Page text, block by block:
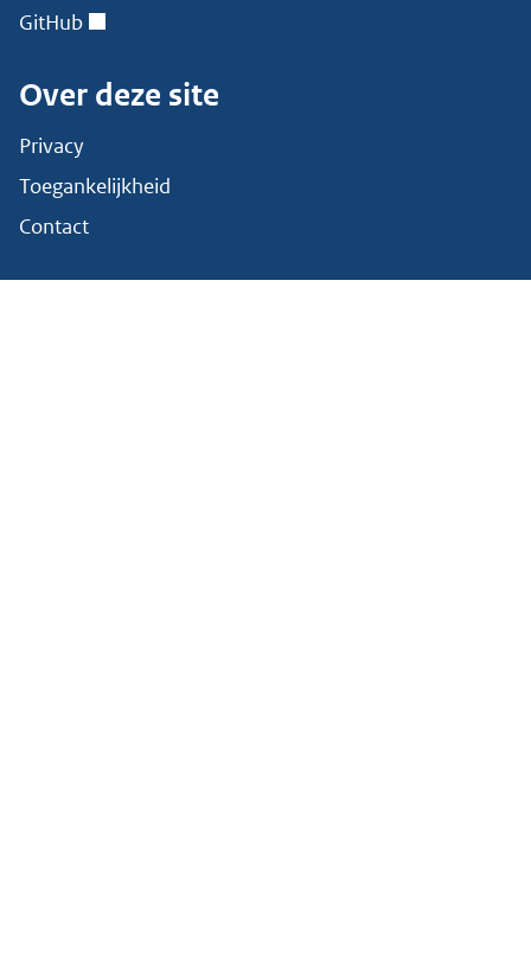
GitHub
Over deze site
Privacy
Toegankelijkheid
Contact